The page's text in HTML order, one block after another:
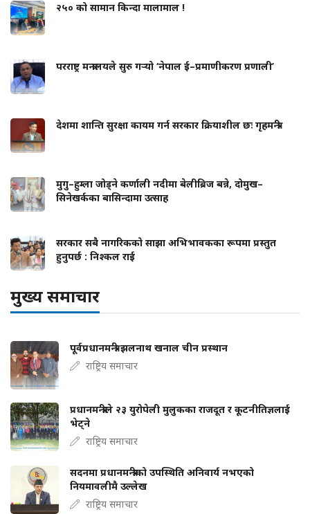
२५० को सामान किन्दा मालामाल !
परराष्ट्र मन्त्रालयले सुरु गर्‍यो ‘नेपाल ई–प्रमाणीकरण प्रणाली’
देशमा शान्ति सुरक्षा कायम गर्न सरकार क्रियाशील छः गृहमन्त्री
मुगु–हुम्ला जोड्ने कर्णाली नदीमा बेलीब्रिज बन्ने, दोमुख–
सिनेखर्कका बासिन्दामा उत्साह
सरकार सबै नागरिकको साझा अभिभावकका रूपमा प्रस्तुत
हुनुपर्छ : निश्कल राई
मुख्य समाचार
पूर्वप्रधानमन्त्री झलनाथ खनाल चीन प्रस्थान
राष्ट्रिय समाचार
प्रधानमन्त्रीले २३ युरोपेली मुलुकका राजदूत र कूटनीतिज्ञलाई
भेट्ने
राष्ट्रिय समाचार
सदनमा प्रधानमन्त्रीको उपस्थिति अनिवार्य नभएको
नियमावलीमै उल्लेख
राष्ट्रिय समाचार